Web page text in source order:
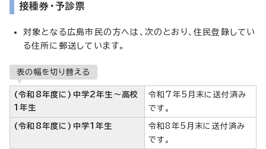
接種券・予診票
対象となる広島市民の方へは、次のとおり、住民登録してい
る住所に郵送しています。
表の幅を切り替える
(令和8年度に)中学2年生～高校
1年生
令和7年5月末に送付済み
です。
(令和8年度に)中学1年生
令和8年5月末に送付済み
です。